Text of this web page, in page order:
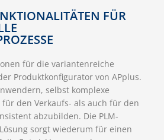
FÜR
für die variantenreiche
Produktkonfigurator von APplus.
selbst komplexe
den Verkaufs- als auch für den
abzubilden. Die PLM-
sorgt wiederum für einen